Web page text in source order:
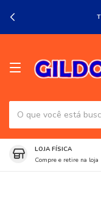
LOJA FÍSICA
Compre e retire na loja